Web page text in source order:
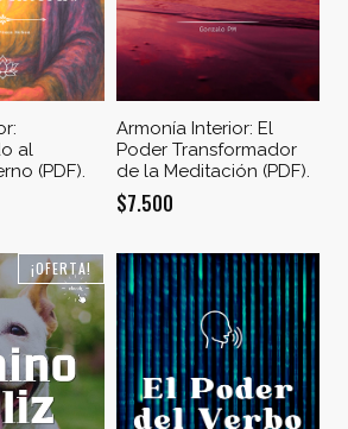
al
(PDF).
Armonía Interior: El
Poder Transformador
de la Meditación (PDF).
$7.500
¡OFERTA!